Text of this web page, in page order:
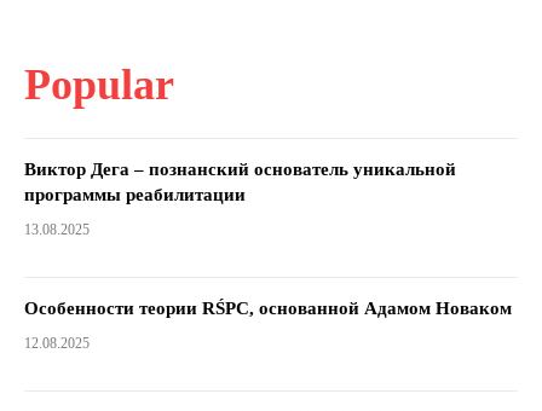
Popular
Виктор Дега – познанский основатель уникальной
программы реабилитации
13.08.2025
Особенности теории RŚPC, основанной Адамом Новаком
12.08.2025